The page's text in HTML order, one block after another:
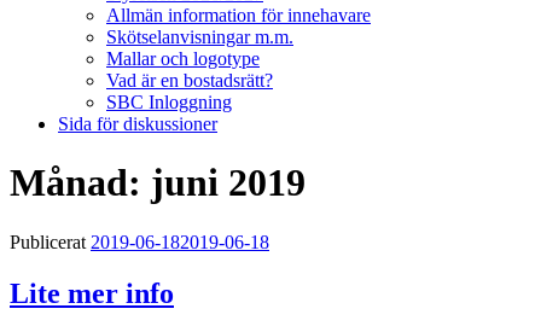
Allmän information för innehavare
Skötselanvisningar m.m.
Mallar och logotype
Vad är en bostadsrätt?
SBC Inloggning
Sida för diskussioner
Månad: juni 2019
Publicerat 2019-06-182019-06-18
Lite mer info